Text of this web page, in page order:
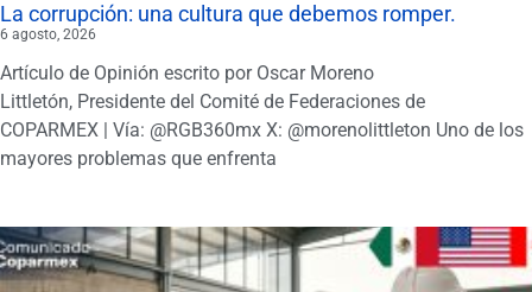
La corrupción: una cultura que debemos romper.
6 agosto, 2026
Artículo de Opinión escrito por Oscar Moreno
Littletón, Presidente del Comité de Federaciones de
COPARMEX | Vía: @RGB360mx X: @morenolittleton Uno de los
mayores problemas que enfrenta